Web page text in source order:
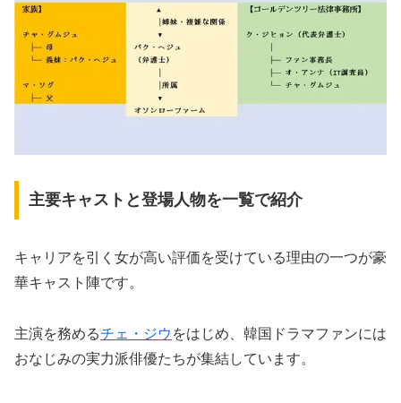
主要キャストと登場人物を一覧で紹介
キャリアを引く女が高い評価を受けている理由の一つが豪
華キャスト陣です。
主演を務めるチェ・ジウ をはじめ、韓国ドラマファンには
おなじみの実力派俳優たちが集結しています。